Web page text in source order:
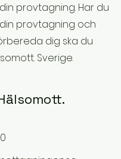
provtagning. Har du
provtagning och
dig ska du
Sverige.